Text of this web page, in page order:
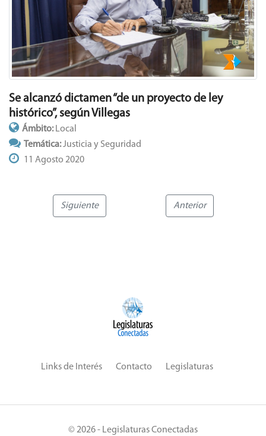
Se alcanzó dictamen “de un proyecto de ley
histórico”, según Villegas
Ámbito: Local
Temática:Justicia y Seguridad
11 Agosto 2020
Siguiente Anterior
Links de Interés Contacto Legislaturas
© 2026 - Legislaturas Conectadas